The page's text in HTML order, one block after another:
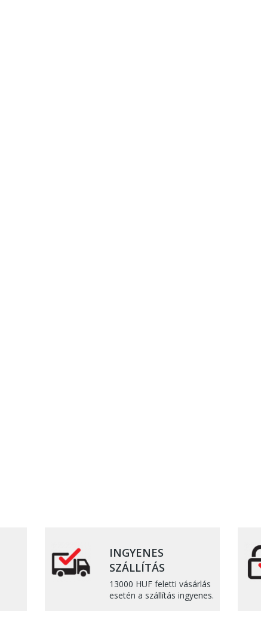
INGYENES
SZÁLLÍTÁS
13000 HUF feletti vásárlás
esetén a szállítás ingyenes.